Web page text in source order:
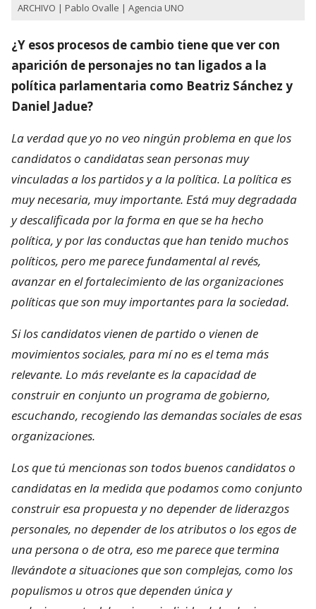
ARCHIVO | Pablo Ovalle | Agencia UNO
¿Y esos procesos de cambio tiene que ver con
aparición de personajes no tan ligados a la
política parlamentaria como Beatriz Sánchez y
Daniel Jadue?
La verdad que yo no veo ningún problema en que los
candidatos o candidatas sean personas muy
vinculadas a los partidos y a la política. La política es
muy necesaria, muy importante. Está muy degradada
y descalificada por la forma en que se ha hecho
política, y por las conductas que han tenido muchos
políticos, pero me parece fundamental al revés,
avanzar en el fortalecimiento de las organizaciones
políticas que son muy importantes para la sociedad.
Si los candidatos vienen de partido o vienen de
movimientos sociales, para mí no es el tema más
relevante. Lo más revelante es la capacidad de
construir en conjunto un programa de gobierno,
escuchando, recogiendo las demandas sociales de esas
organizaciones.
Los que tú mencionas son todos buenos candidatos o
candidatas en la medida que podamos como conjunto
construir esa propuesta y no depender de liderazgos
personales, no depender de los atributos o los egos de
una persona o de otra, eso me parece que termina
llevándote a situaciones que son complejas, como los
populismos u otros que dependen única y